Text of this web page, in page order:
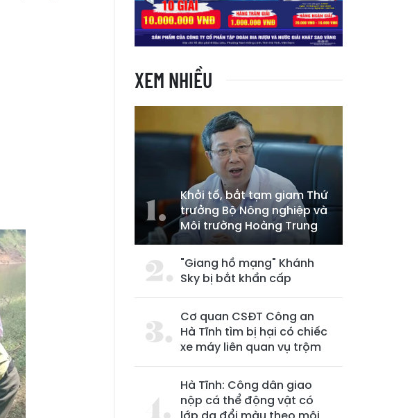
XEM NHIỀU
Khởi tố, bắt tạm giam Thứ
trưởng Bộ Nông nghiệp và
Môi trường Hoàng Trung
"Giang hồ mạng" Khánh
Sky bị bắt khẩn cấp
Cơ quan CSĐT Công an
Hà Tĩnh tìm bị hại có chiếc
xe máy liên quan vụ trộm
Hà Tĩnh: Công dân giao
nộp cá thể động vật có